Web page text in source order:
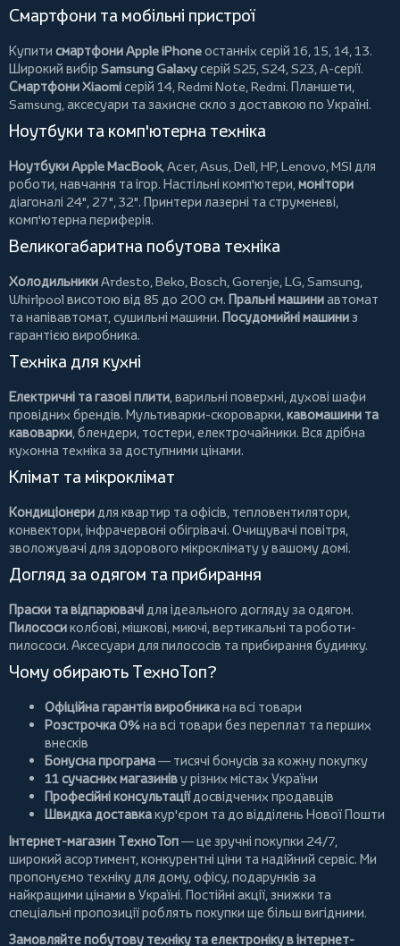
Смартфони та мобільні пристрої
Купити смартфони Apple iPhoneостанніх серій 16, 15, 14, 13.
Широкий вибір Samsung Galaxyсерій S25, S24, S23, A-серії.
Смартфони Xiaomiсерій 14, Redmi Note, Redmi. Планшети,
Samsung, аксесуари тазахисне скло з доставкою по Україні.
Ноутбуки та комп'ютерна техніка
Ноутбуки Apple MacBook,Acer,Asus,Dell,HP,Lenovo,MSI для
роботи, навчання та ігор. Настільні комп'ютери,монітори
діагоналі 24", 27", 32". Принтери лазерні та струменеві,
комп'ютерна периферія.
Великогабаритна побутова техніка
ХолодильникиArdesto,Beko,Bosch,Gorenje,LG,Samsung,
Whirlpool висотою від 85 до 200 см. Пральні машиниавтомат
та напівавтомат,сушильні машини. Посудомийні машиниз
гарантією виробника.
Техніка для кухні
Електричні та газові плити, варильні поверхні, духові шафи
провідних брендів. Мультиварки-скороварки,кавомашини та
кавоварки,блендери, тостери,електрочайники. Вся дрібна
кухонна техніка за доступними цінами.
Клімат та мікроклімат
Кондиціонеридля квартир та офісів, тепловентилятори,
конвектори,інфрачервоні обігрівачі. Очищувачі повітря,
зволожувачі для здорового мікроклімату у вашому домі.
Догляд за одягом та прибирання
Праски та відпарювачідля ідеального догляду за одягом.
Пилососиколбові,мішкові,миючі,вертикальні тароботи-
пилососи. Аксесуари для пилососів та прибирання будинку.
Чому обирають ТехноТоп?
Офіційна гарантія виробникана всі товари
Розстрочка 0%на всі товари без переплат та перших
внесків
Бонусна програма— тисячі бонусів за кожну покупку
11 сучасних магазиніву різних містах України
Професійні консультаціїдосвідчених продавців
Швидка доставкакур'єром та до відділень Нової Пошти
Інтернет-магазин ТехноТоп— це зручні покупки 24/7,
широкий асортимент, конкурентні ціни та надійний сервіс. Ми
пропонуємо техніку для дому, офісу, подарунків за
найкращими цінами в Україні. Постійні акції, знижки та
спеціальні пропозиції роблять покупки ще більш вигідними.
Замовляйте побутову техніку та електроніку в інтернет-